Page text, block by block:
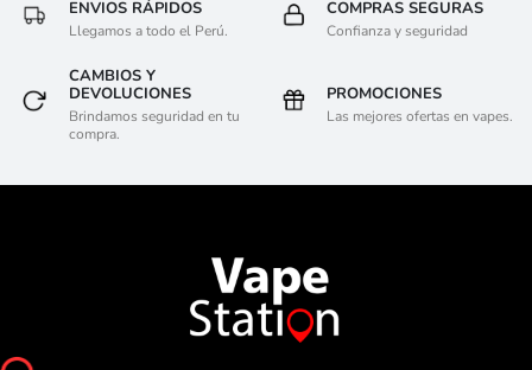
ENVIOS RÁPIDOS
Llegamos a todo el Perú.
COMPRAS SEGURAS
Confianza y seguridad
CAMBIOS Y
DEVOLUCIONES
Brindamos seguridad en tu
compra.
PROMOCIONES
Las mejores ofertas en vapes.